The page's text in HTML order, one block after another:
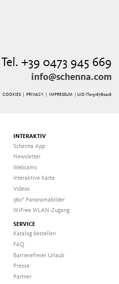
Tel. +39 0473 945 669
info@schenna.com
COOKIES| PRIVACY| IMPRESSUM | UID IT01516780218
INTERAKTIV
Schenna App
Newsletter
Webcams
Interaktive Karte
Videos
360° Panoramabilder
WiFree WLAN-Zugang
SERVICE
Katalog bestellen
FAQ
Barrierefreier Urlaub
Presse
Partner